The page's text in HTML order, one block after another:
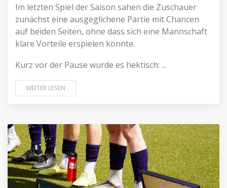
Im letzten Spiel der Saison sahen die Zuschauer
zunächst eine ausgeglichene Partie mit Chancen
auf beiden Seiten, ohne dass sich eine Mannschaft
klare Vorteile erspielen konnte.
Kurz vor der Pause wurde es hektisch: ...
WEITER LESEN